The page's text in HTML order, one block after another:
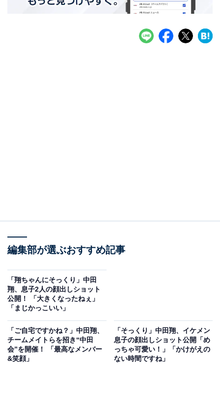
編集部が選ぶおすすめ記事
「翔ちゃんにそっくり」中田
翔、息子2人の顔出しショット
公開！ 「大きくなったねぇ」
「まじかっこいい」
「ご自宅ですかね？」中田翔、
チームメイトらを招き“中田
会”を開催！ 「最高なメンバー
&笑顔」
「そっくり」中田翔、イケメン
息子の顔出しショット公開「め
っちゃ可愛い！」「かけがえの
ない時間ですね」